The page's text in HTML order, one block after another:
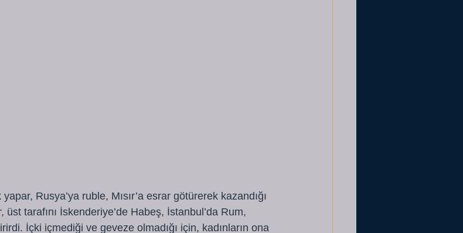
Rusya’ya ruble, Mısır’a esrar götürerek kazandığı
üst tarafını İskenderiye’de Habeş, İstanbul’da Rum,
İçki içmediği ve geveze olmadığı için, kadınların ona